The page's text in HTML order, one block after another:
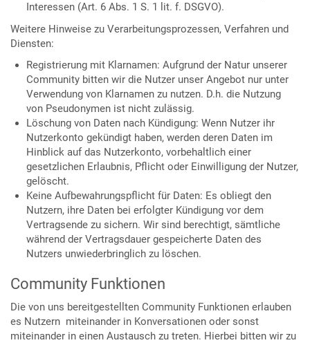
Interessen (Art. 6 Abs. 1 S. 1 lit. f. DSGVO).
Weitere Hinweise zu Verarbeitungsprozessen, Verfahren und
Diensten:
Registrierung mit Klarnamen: Aufgrund der Natur unserer
Community bitten wir die Nutzer unser Angebot nur unter
Verwendung von Klarnamen zu nutzen. D.h. die Nutzung
von Pseudonymen ist nicht zulässig.
Löschung von Daten nach Kündigung: Wenn Nutzer ihr
Nutzerkonto gekündigt haben, werden deren Daten im
Hinblick auf das Nutzerkonto, vorbehaltlich einer
gesetzlichen Erlaubnis, Pflicht oder Einwilligung der Nutzer,
gelöscht.
Keine Aufbewahrungspflicht für Daten: Es obliegt den
Nutzern, ihre Daten bei erfolgter Kündigung vor dem
Vertragsende zu sichern. Wir sind berechtigt, sämtliche
während der Vertragsdauer gespeicherte Daten des
Nutzers unwiederbringlich zu löschen.
Community Funktionen
Die von uns bereitgestellten Community Funktionen erlauben
es Nutzern miteinander in Konversationen oder sonst
miteinander in einen Austausch zu treten. Hierbei bitten wir zu